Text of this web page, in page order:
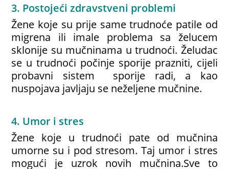
3. Postojeći zdravstveni problemi
Žene koje su prije same trudnoće patile od
migrena ili imale problema sa želucem
sklonije su mučninama u trudnoći. Želudac
se u trudnoći počinje sporije prazniti, cijeli
probavni sistem sporije radi, a kao
nuspojava javljaju se neželjene mučnine.
4. Umor i stres
Žene koje u trudnoći pate od mučnina
umorne su i pod stresom. Taj umor i stres
mogući je uzrok novih mučnina.Sve to